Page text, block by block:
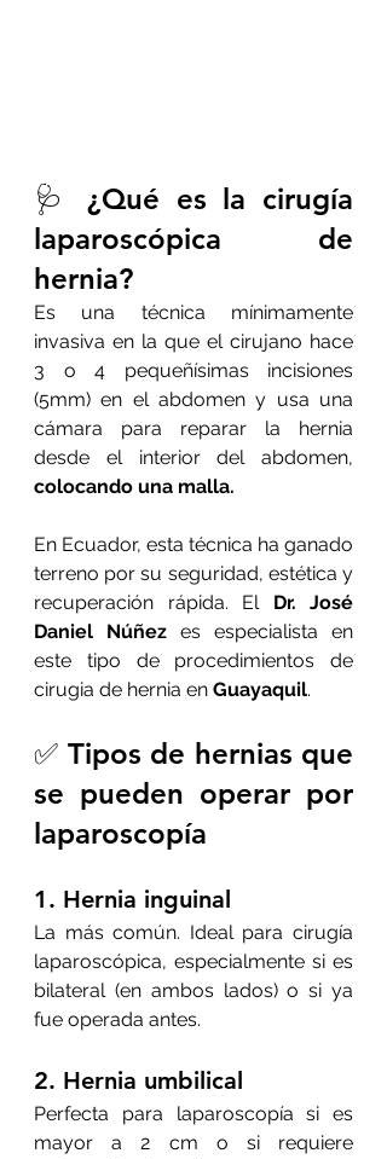
🩺 ¿Qué es la cirugía
laparoscópica de
hernia?
Es una técnica mínimamente
invasiva en la que el cirujano hace
3 o 4 pequeñísimas incisiones
(5mm) en el abdomen y usa una
cámara para reparar la hernia
colocando una malla.
En Ecuador, esta técnica ha ganado
terreno por su seguridad, estética y
recuperación rápida. El Dr. José
Daniel Núñez es especialista en
este tipo de procedimientos de
cirugia de hernia en Guayaquil.
✅ Tipos de hernias que
se pueden operar por
laparoscopía
1. Hernia inguinal
La más común. Ideal para cirugía
laparoscópica, especialmente si es
bilateral (en ambos lados) o si ya
fue operada antes.
2. Hernia umbilical
Perfecta para laparoscopía si es
mayor a 2 cm o si requiere